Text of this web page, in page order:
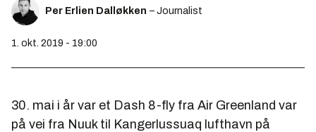
Per Erlien Dalløkken – Journalist
1. okt. 2019 - 19:00
30. mai i år var et Dash 8-fly fra Air Greenland var
på vei fra Nuuk til Kangerlussuaq lufthavn på